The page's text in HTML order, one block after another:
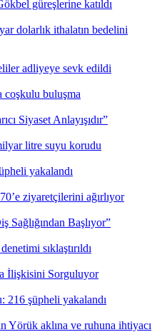
güreşlerine katıldı
dolarlık ithalatın bedelini
adliyeye sevk edildi
coşkulu buluşma
Siyaset Anlayışıdır”
litre suyu korudu
yakalandı
ziyaretçilerini ağırlıyor
Sağlığından Başlıyor”
sıklaştırıldı
İlişkisini Sorguluyor
216 şüpheli yakalandı
Yörük aklına ve ruhuna ihtiyacı